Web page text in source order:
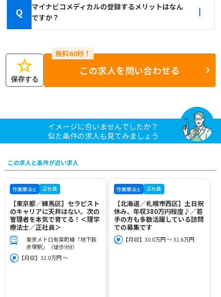
Q
マイナビコメディカルの登録するメリットはなん
ですか？
star
保存する
この求人を問い合わせる
イメージに合いませんでしたか？
似た条件の求人も見てみましょう
この求人と条件が近い求人
作業療法士 正社員
【東京都／練馬区】セラピスト
のキャリアに天井はない。次の
管理者を本気で育てる！＜理学
療法士／正社員＞
東京メトロ有楽町線「地下鉄
赤塚駅」（徒歩9分）
【月収】32.0万円 ～
作業療法士 正社員
【北海道／札幌市西区】土日祝
休み、年収380万円程度♪／若
手の方も多数活躍している訪問
での募集です
【月収】30.0万円 ～ 31.6万円